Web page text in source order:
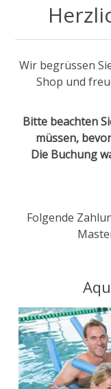
Wir begrüssen
Shop und
Bitte beachten
müssen,
Die Buchung
Folgende